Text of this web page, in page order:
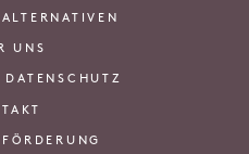
UNS
DATENSCHUTZ